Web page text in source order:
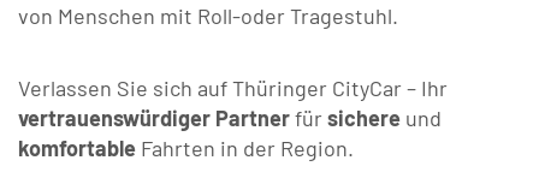
von Menschen mit Roll-oder Tragestuhl.
Verlassen Sie sich auf Thüringer CityCar – Ihr
vertrauenswürdiger Partnerfür sichere und
komfortable Fahrten in der Region.